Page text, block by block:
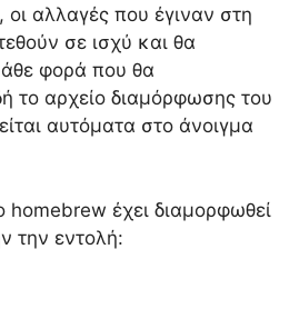
αλλαγές που έγιναν στη
σε ισχύ και θα
φορά που θα
το αρχείο διαμόρφωσης του
αυτόματα στο άνοιγμα
έχει διαμορφωθεί
την εντολή: